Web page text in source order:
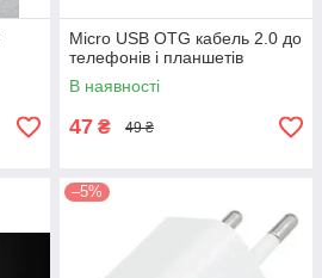
Micro USB OTG кабель 2.0 до
телефонів і планшетів
В наявності
47 ₴ 49 ₴
–5%